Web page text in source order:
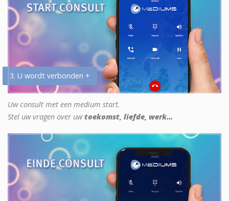
3. U wordt verbonden +
Uw consult met een medium start.
Stel uw vragen over uwtoekomst, liefde, werk...